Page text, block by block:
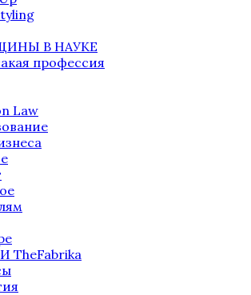
В НАУКЕ
профессия
Law
TheFabrika